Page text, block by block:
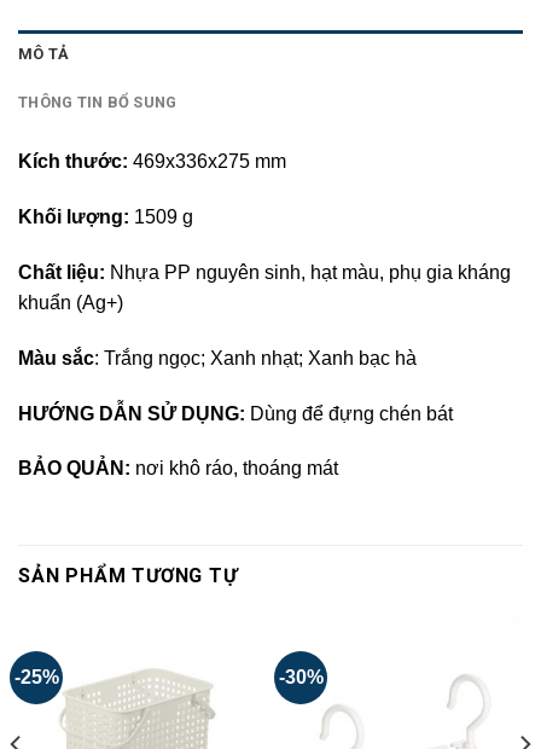
MÔ TẢ
THÔNG TIN BỔ SUNG
Kích thước: 469x336x275 mm
Khối lượng: 1509 g
Chất liệu: Nhựa PP nguyên sinh, hạt màu, phụ gia kháng
khuẩn (Ag+)
Màu sắc: Trắng ngọc; Xanh nhạt; Xanh bạc hà
HƯỚNG DẪN SỬ DỤNG: Dùng để đựng chén bát
BẢO QUẢN: nơi khô ráo, thoáng mát
SẢN PHẨM TƯƠNG TỰ
-25% -30%